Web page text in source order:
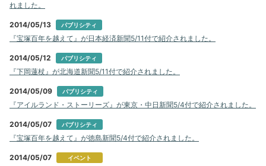
れました。
2014/05/13 パブリシティ
『宝塚百年を越えて』が日本経済新聞5/11付で紹介されました。
2014/05/12 パブリシティ
『下岡蓮杖』が北海道新聞5/11付で紹介されました。
2014/05/09 パブリシティ
『アイルランド・ストーリーズ』が東京・中日新聞5/4付で紹介されました。
2014/05/07 パブリシティ
『宝塚百年を越えて』が徳島新聞5/4付で紹介されました。
2014/05/07 イベント